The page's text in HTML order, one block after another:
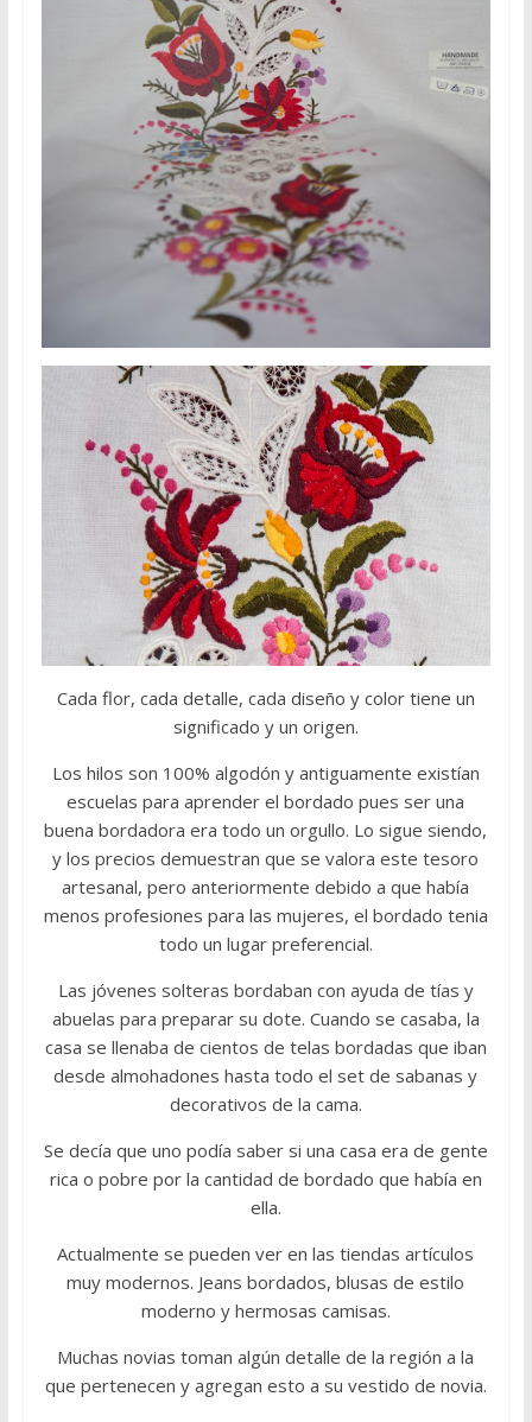
Cada flor, cada detalle, cada diseño y color tiene un
significado y un origen.
Los hilos son 100% algodón y antiguamente existían
escuelas para aprender el bordado pues ser una
buena bordadora era todo un orgullo. Lo sigue siendo,
y los precios demuestran que se valora este tesoro
artesanal, pero anteriormente debido a que había
menos profesiones para las mujeres, el bordado tenia
todo un lugar preferencial.
Las jóvenes solteras bordaban con ayuda de tías y
abuelas para preparar su dote. Cuando se casaba, la
casa se llenaba de cientos de telas bordadas que iban
desde almohadones hasta todo el set de sabanas y
decorativos de la cama.
Se decía que uno podía saber si una casa era de gente
rica o pobre por la cantidad de bordado que había en
ella.
Actualmente se pueden ver en las tiendas artículos
muy modernos. Jeans bordados, blusas de estilo
moderno y hermosas camisas.
Muchas novias toman algún detalle de la región a la
que pertenecen y agregan esto a su vestido de novia.